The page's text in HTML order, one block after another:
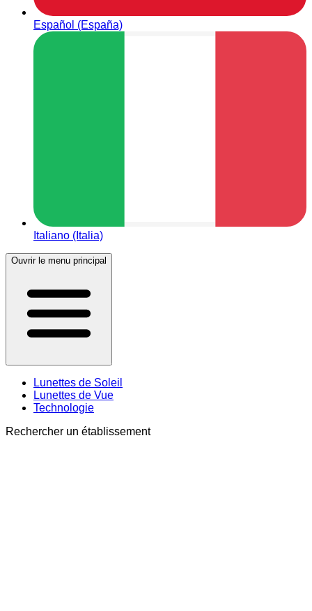
Español (España)
Italiano (Italia)
Ouvrir le menu principal
Lunettes de Soleil
Lunettes de Vue
Technologie
Rechercher un établissement